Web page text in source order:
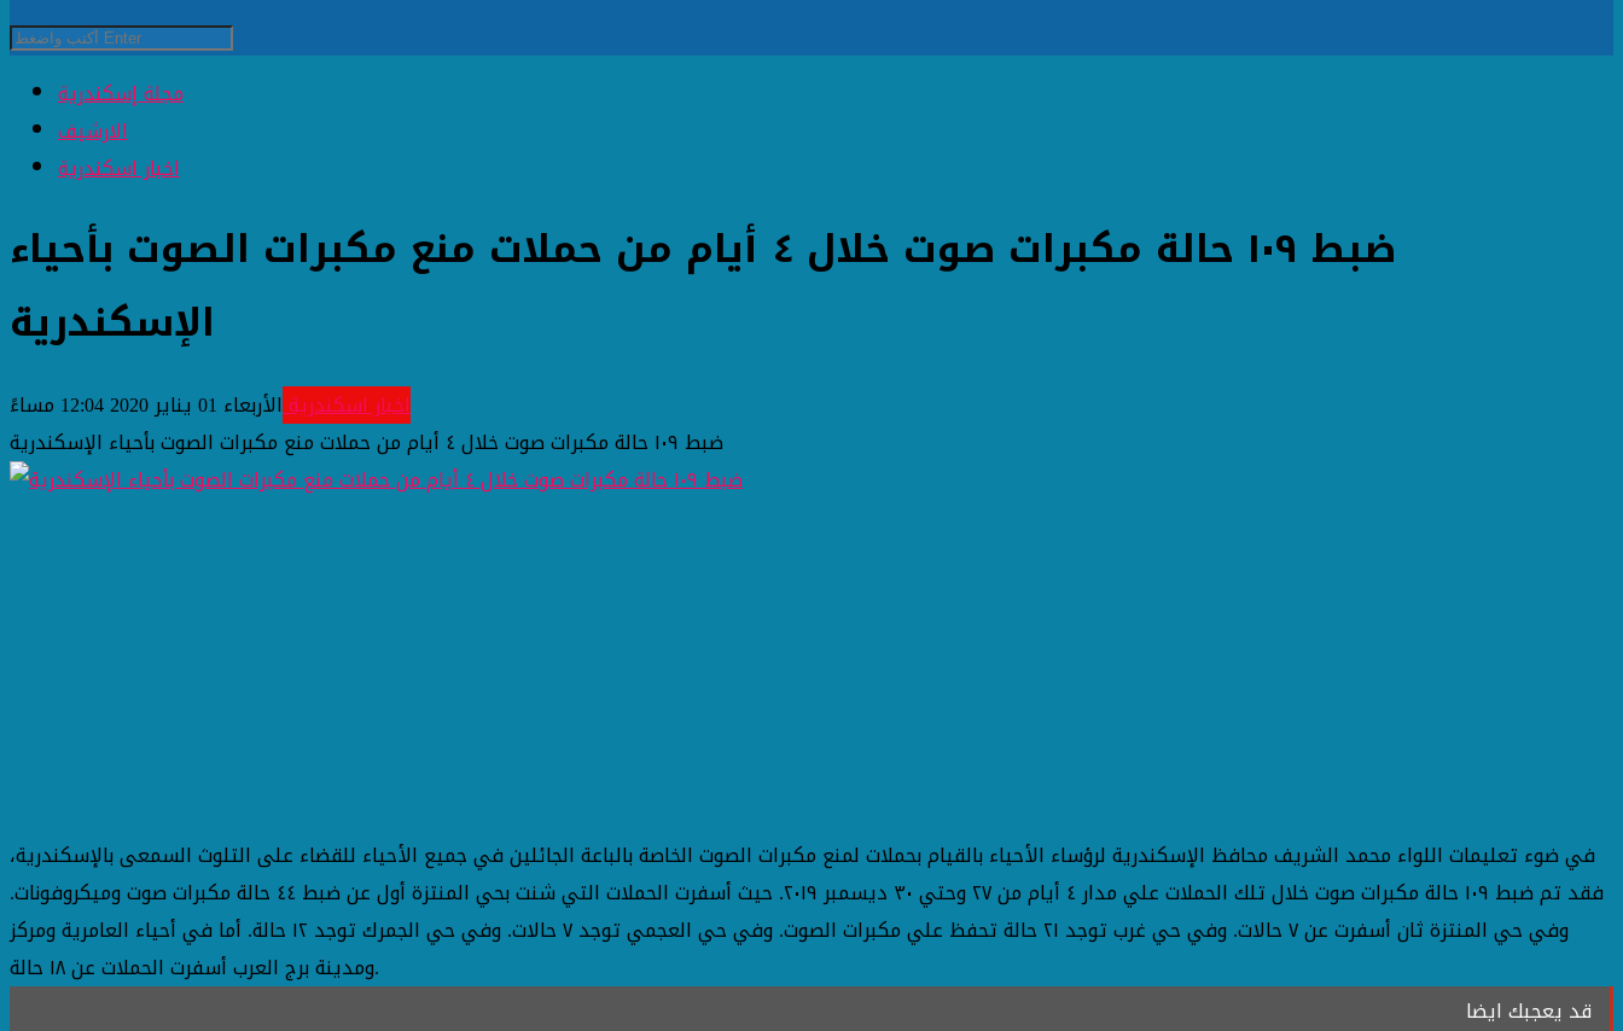
مجلة إسكندرية
الارشيف
اخبار اسكندرية
ضبط ١٠٩ حالة مكبرات صوت خلال ٤ أيام من حملات منع مكبرات الصوت بأحياء
الإسكندرية
اخبار اسكندريةالأربعاء 01 يناير 2020 12:04 مساءً
ضبط ١٠٩ حالة مكبرات صوت خلال ٤ أيام من حملات منع مكبرات الصوت بأحياء الإسكندرية
في ضوء تعليمات اللواء محمد الشريف محافظ الإسكندرية لرؤساء الأحياء بالقيام بحملات لمنع مكبرات الصوت الخاصة بالباعة الجائلين في جميع الأحياء للقضاء على التلوث السمعى بالإسكندرية،
فقد تم ضبط ١٠٩ حالة مكبرات صوت خلال تلك الحملات علي مدار ٤ أيام من ٢٧ وحتي ٣٠ ديسمبر ٢٠١٩. حيث أسفرت الحملات التي شنت بحي المنتزة أول عن ضبط ٤٤ حالة مكبرات صوت وميكروفونات.
وفي حي المنتزة ثان أسفرت عن ٧ حالات. وفي حي غرب توجد ٢١ حالة تحفظ علي مكبرات الصوت. وفي حي العجمي توجد ٧ حالات. وفي حي الجمرك توجد ١٢ حالة. أما في أحياء العامرية ومركز
ومدينة برج العرب أسفرت الحملات عن ١٨ حالة.
قد يعجبك ايضا